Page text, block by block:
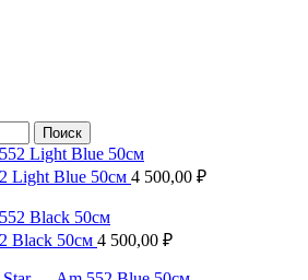
Поиск
Light Blue 50см 4 500,00 ₽
Black 50см 4 500,00 ₽